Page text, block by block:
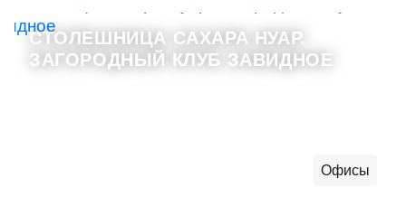
СТОЛЕШНИЦА САХАРА НУАР.
ЗАГОРОДНЫЙ КЛУБ ЗАВИДНОЕ
Офисы